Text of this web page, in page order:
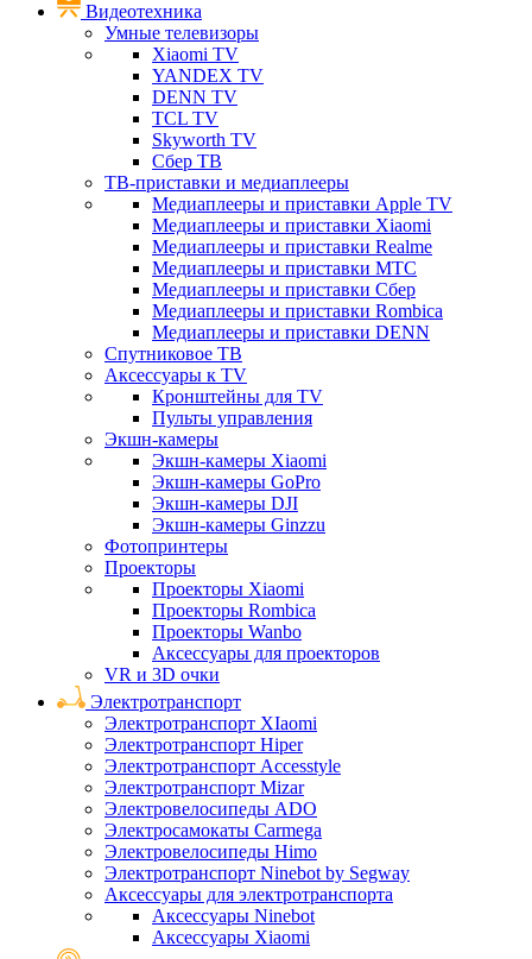
Видеотехника
Умные телевизоры
Xiaomi TV
YANDEX TV
DENN TV
TCL TV
Skyworth TV
Сбер ТВ
ТВ-приставки и медиаплееры
Медиаплееры и приставки Apple TV
Медиаплееры и приставки Xiaomi
Медиаплееры и приставки Realme
Медиаплееры и приставки МТС
Медиаплееры и приставки Сбер
Медиаплееры и приставки Rombica
Медиаплееры и приставки DENN
Спутниковое ТВ
Аксессуары к TV
Кронштейны для TV
Пульты управления
Экшн-камеры
Экшн-камеры Xiaomi
Экшн-камеры GoPro
Экшн-камеры DJI
Экшн-камеры Ginzzu
Фотопринтеры
Проекторы
Проекторы Xiaomi
Проекторы Rombica
Проекторы Wanbo
Аксессуары для проекторов
VR и 3D очки
Электротранспорт
Электротранспорт XIaomi
Электротранспорт Hiper
Электротранспорт Accesstyle
Электротранспорт Mizar
Электровелосипеды ADO
Электросамокаты Carmega
Электровелосипеды Himo
Электротранспорт Ninebot by Segway
Аксессуары для электротранспорта
Аксессуары Ninebot
Аксессуары Xiaomi